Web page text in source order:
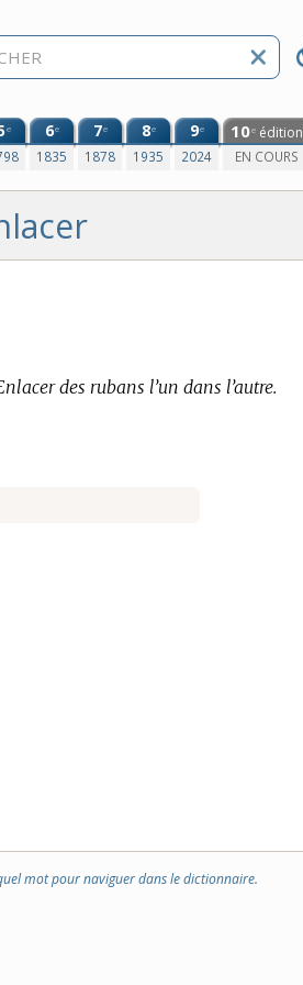
e 6e
1835
7e
1878
8e
1935
9e
2024
10e édition
EN COURS
des rubans l’un dans l’autre.
mot pour naviguer dans le dictionnaire.